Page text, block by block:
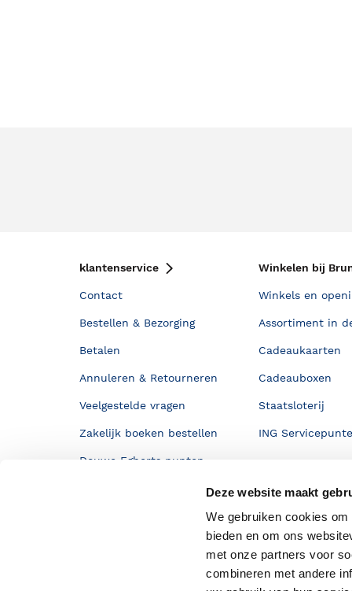
Deze website maakt
We gebruiken cookies
bieden en om ons
met onze partners voor
combineren met andere
klantenservice
Contact
Bestellen & Bezorging
Betalen
Annuleren & Retourneren
Veelgestelde vragen
Zakelijk boeken bestellen
Douwe Egberts punten
Winkelen bij
Winkels en
Assortiment in
Cadeaukaarten
Cadeauboxen
Staatsloterij
ING